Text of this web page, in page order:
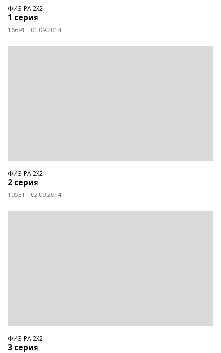
ФИЗ-РА 2Х2
1 серия
16691 01.09.2014
ФИЗ-РА 2Х2
2 серия
10531 02.09.2014
ФИЗ-РА 2Х2
3 серия